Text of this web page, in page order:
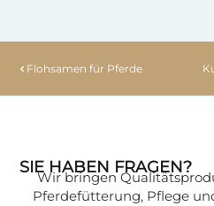
Flohsamen für Pferde
SIE HABEN FRAGEN?
Wir bringen
Pferdefütterung, Pflege